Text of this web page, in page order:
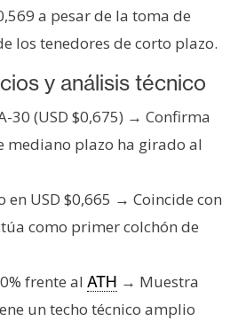
a pesar de la toma de
los tenedores de corto plazo.
y análisis técnico
30 (USD $0,675) → Confirma
mediano plazo ha girado al
en USD $0,665 → Coincide con
como primer colchón de
frente al ATH → Muestra
un techo técnico amplio